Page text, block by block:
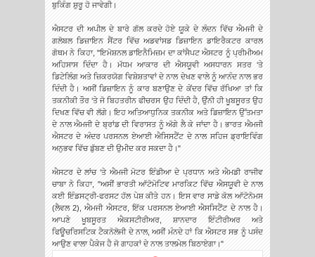
ਬੁਕਿੰਗ ਸ਼ੁਰੂ ਹੋ ਜਾਵੇਗੀ।
ਐਸਟਰ ਦੀ ਅਪੀਲ ਦੇ ਬਾਰੇ ਗੱਲ ਕਰਦੇ ਹੋਏ ਯੂਕੇ ਦੇ ਲੰਦਨ ਵਿੱਚ ਐਮਜੀ ਦੇ
ਗਲੋਬਲ ਡਿਜ਼ਾਇਨ ਸੈਂਟਰ ਵਿੱਚ ਅਡਵਾਂਸਡ ਡਿਜ਼ਾਇਨ ਡਾਇਰੈਕਟਰ ਕਾਰਲ
ਗੋਥਮ ਨੇ ਕਿਹਾ, "ਇਮੋਸ਼ਨਲ ਡਾਇਨੈਮਿਜ਼ਮ ਦਾ ਕਾਂਸੈਪਟ ਐਸਟਰ ਨੂੰ ਪ੍ਰੀਮੀਅਮ
ਅਹਿਸਾਸ ਦਿੰਦਾ ਹੈ। ਮੱਧਮ ਆਕਾਰ ਦੀ ਐਸਯੂਵੀ ਅਸਧਾਰਨ ਸਤਰ ‘ਤੇ
ਡਿਟੇਲਿੰਗ ਅਤੇ ਜ਼ਿਕਰਯੋਗ ਵਿਸ਼ੇਸ਼ਤਾਵਾਂ ਦੇ ਨਾਲ ਦੇਖਣ ਵਾਲੇ ਨੂੰ ਆਨੰਦ ਨਾਲ ਭਰ
ਦਿੰਦੀ ਹੈ। ਅਸੀਂ ਡਿਜ਼ਾਇਨ ਨੂੰ ਕਾਰ ਬਣਾਉਣ ਦੇ ਕੇਂਦਰ ਵਿੱਚ ਰੱਖਿਆ ਤਾਂ ਕਿ
ਤਕਨੀਕੀ ਤੌਰ ‘ਤੇ ਜੋ ਬਿਹਤਰੀਨ ਫੀਚਰਸ ਉਹ ਦਿੰਦੀ ਹੈ, ਉੰਨੀ ਹੀ ਖੂਬਸੂਰਤ ਉਹ
ਦਿਖਣ ਵਿੱਚ ਵੀ ਲੱਗੇ। ਇਹ ਅਤਿਆਧੁਨਿਕ ਤਕਨੀਕ ਅਤੇ ਡਿਜ਼ਾਇਨ ਉੱਤਮਤਾ
ਦੇ ਨਾਲ ਐਮਜੀ ਦੇ ਬ੍ਰਾਂਡ ਦੀ ਵਿਰਾਸਤ ਨੂੰ ਅੱਗੇ ਲੈ ਕੇ ਜਾਂਦਾ ਹੈ। ਭਾਰਤ ਐਮਜੀ
ਐਸਟਰ ਦੇ ਅੰਦਰ ਪਰਸਨਲ ਏਆਈ ਐਸਿਸਟੈਂਟ ਦੇ ਨਾਲ ਸਹਿਜ ਡ੍ਰਾਇਵਿੰਗ
ਅਨੁਭਵ ਵਿੱਚ ਡੁੱਬਣ ਦੀ ਉਮੀਦ ਕਰ ਸਕਦਾ ਹੈ।"
ਐਸਟਰ ਦੇ ਲਾਂਚ ‘ਤੇ ਐਮਜੀ ਮੋਟਰ ਇੰਡੀਆ ਦੇ ਪ੍ਰਧਾਨ ਅਤੇ ਐਮਡੀ ਰਾਜੀਵ
ਚਾਬਾ ਨੇ ਕਿਹਾ, "ਅਸੀਂ ਭਾਰਤੀ ਆੱਟੋਮੋਟਿਵ ਮਾਰਕਿਟ ਵਿੱਚ ਐਸਯੂਵੀ ਦੇ ਨਾਲ
ਕਈ ਇੰਡਸਟ੍ਰੀ-ਫਰਸਟ ਹੱਲ ਪੇਸ਼ ਕੀਤੇ ਹਨ। ਇਸ ਵਾਰ ਸਾਡੇ ਕੋਲ ਆੱਟੋਨੋਮਸ
(ਲੈਵਲ 2), ਐਮਜੀ ਐਸਟਰ, ਇੱਕ ਪਰਸਨਲ ਏਆਈ ਐਸਸਿਟੈਂਟ ਦੇ ਨਾਲ ਹੈ।
ਆਪਣੇ ਖੂਬਸੂਰਤ ਐਕਸਟੀਰੀਅਰ, ਸ਼ਾਨਦਾਰ ਇੰਟੀਰੀਅਰ ਅਤੇ
ਫਿਊਚਰਿਸਟਿਕ ਟੈਕਨੋਲੋਜੀ ਦੇ ਨਾਲ, ਅਸੀਂ ਮੰਨਦੇ ਹਾਂ ਕਿ ਐਸਟਰ ਸਭ ਨੂੰ ਪਸੰਦ
ਆਉਣ ਵਾਲਾ ਪੈਕੇਜ ਹੈ ਜੋ ਗਾਹਕਾਂ ਦੇ ਨਾਲ ਤਾਲਮੇਲ ਬਿਠਾਏਗਾ।"